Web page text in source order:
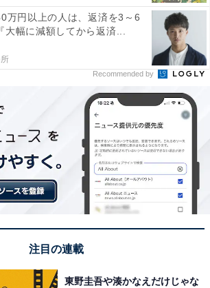
万円以上の人は、返済を3～6
大幅に減額してから返済...
Recommended by
注目の連載
東野圭吾や湊かなえだけじゃな